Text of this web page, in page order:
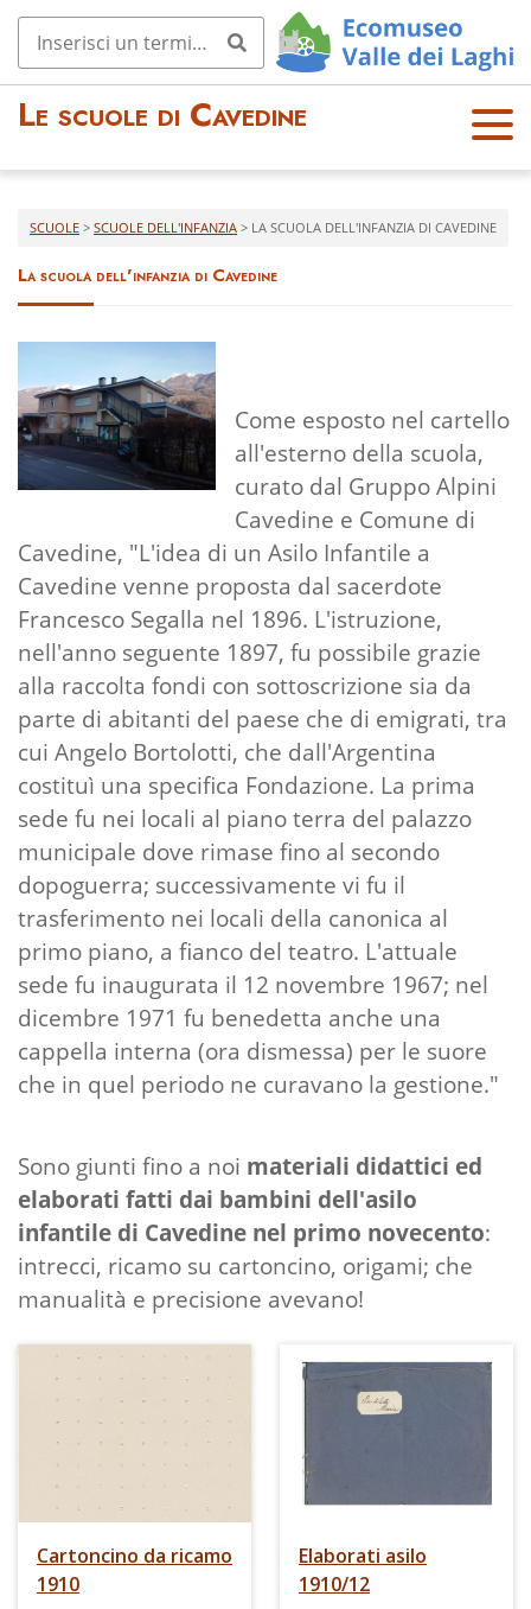
Le scuole di Cavedine
OPE
N
U
SCUOLE > SCUOLE DELL'INFANZIA > LA SCUOLA DELL'INFANZIA DI CAVEDINE
La scuola dell'infanzia di Cavedine
Come esposto nel cartello
all'esterno della scuola,
curato dal Gruppo Alpini
Cavedine e Comune di
Cavedine, "L'idea di un Asilo Infantile a
Cavedine venne proposta dal sacerdote
Francesco Segalla nel 1896. L'istruzione,
nell'anno seguente 1897, fu possibile grazie
alla raccolta fondi con sottoscrizione sia da
parte di abitanti del paese che di emigrati, tra
cui Angelo Bortolotti, che dall'Argentina
costituì una specifica Fondazione. La prima
sede fu nei locali al piano terra del palazzo
municipale dove rimase fino al secondo
dopoguerra; successivamente vi fu il
trasferimento nei locali della canonica al
primo piano, a fianco del teatro. L'attuale
sede fu inaugurata il 12 novembre 1967; nel
dicembre 1971 fu benedetta anche una
cappella interna (ora dismessa) per le suore
che in quel periodo ne curavano la gestione."
Sono giunti fino a noi materiali didattici ed
elaborati fatti dai bambini dell'asilo
infantile di Cavedine nel primo novecento:
intrecci, ricamo su cartoncino, origami; che
manualità e precisione avevano!
Cartoncino da ricamo
1910
Elaborati asilo
1910/12